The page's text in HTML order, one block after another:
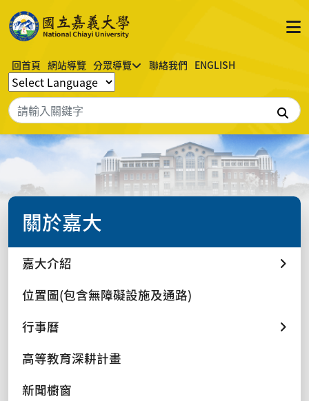
回首頁 網站導覽 分眾導覽 聯絡我們 ENGLISH
搜尋
關於嘉大
嘉大介紹
位置圖(包含無障礙設施及通路)
行事曆
高等教育深耕計畫
新聞櫥窗